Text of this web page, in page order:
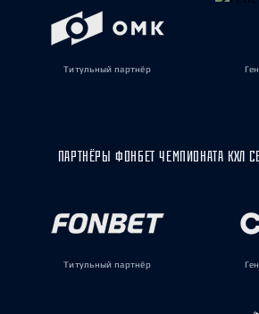
Титульный партнёр
ПАРТНЁРЫ ФОНБЕТ ЧЕМПИОНАТА КХЛ
Титульный партнёр